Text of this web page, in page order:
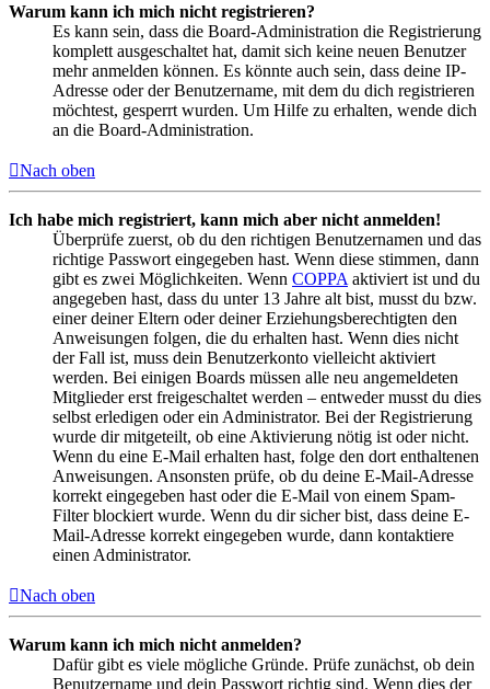
Warum kann ich mich nicht registrieren?
Es kann sein, dass die Board-Administration die Registrierung
komplett ausgeschaltet hat, damit sich keine neuen Benutzer
mehr anmelden können. Es könnte auch sein, dass deine IP-
Adresse oder der Benutzername, mit dem du dich registrieren
möchtest, gesperrt wurden. Um Hilfe zu erhalten, wende dich
an die Board-Administration.
Nach oben
Ich habe mich registriert, kann mich aber nicht anmelden!
Überprüfe zuerst, ob du den richtigen Benutzernamen und das
richtige Passwort eingegeben hast. Wenn diese stimmen, dann
gibt es zwei Möglichkeiten. Wenn COPPA aktiviert ist und du
angegeben hast, dass du unter 13 Jahre alt bist, musst du bzw.
einer deiner Eltern oder deiner Erziehungsberechtigten den
Anweisungen folgen, die du erhalten hast. Wenn dies nicht
der Fall ist, muss dein Benutzerkonto vielleicht aktiviert
werden. Bei einigen Boards müssen alle neu angemeldeten
Mitglieder erst freigeschaltet werden – entweder musst du dies
selbst erledigen oder ein Administrator. Bei der Registrierung
wurde dir mitgeteilt, ob eine Aktivierung nötig ist oder nicht.
Wenn du eine E-Mail erhalten hast, folge den dort enthaltenen
Anweisungen. Ansonsten prüfe, ob du deine E-Mail-Adresse
korrekt eingegeben hast oder die E-Mail von einem Spam-
Filter blockiert wurde. Wenn du dir sicher bist, dass deine E-
Mail-Adresse korrekt eingegeben wurde, dann kontaktiere
einen Administrator.
Nach oben
Warum kann ich mich nicht anmelden?
Dafür gibt es viele mögliche Gründe. Prüfe zunächst, ob dein
Benutzername und dein Passwort richtig sind. Wenn dies der